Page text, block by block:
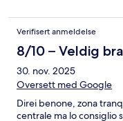
Verifisert anmeldelse
8/10 – Veldig bra
30. nov. 2025
Oversett med Google
Direi benone, zona
centrale ma lo consiglio